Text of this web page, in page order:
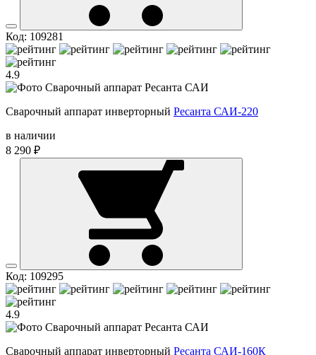
Код: 109281
4.9
Сварочный аппарат инверторный Ресанта САИ-220
в наличии
8 290 ₽
Код: 109295
4.9
Сварочный аппарат инверторный Ресанта САИ-160К